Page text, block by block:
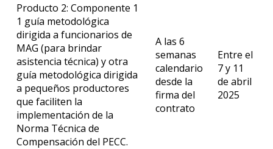
Producto 2: Componente 1
1 guía metodológica
dirigida a funcionarios de
MAG (para brindar
asistencia técnica) y otra
guía metodológica dirigida
a pequeños productores
que faciliten la
implementación de la
Norma Técnica de
Compensación del PECC.
A las 6
semanas
calendario
desde la
firma del
contrato
Entre el
7 y 11
de abril
2025